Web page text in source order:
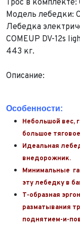
Трос в комплекте:
Модель лебедки:
Лебедка
COMEUP DV-12s
443 кг.
Описание:
Особенности:
Небольшой вес,
большое
Идеальная
внедорожник.
Минимальные
эту лебедку в
Т-образная
разматывания
поднятием-и-